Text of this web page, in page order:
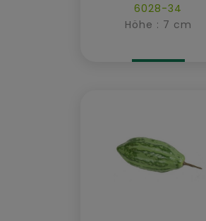
6028-34
Höhe : 7 cm